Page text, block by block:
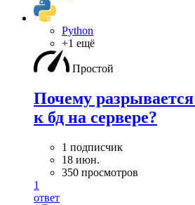
Python
+1 ещё
Простой
Почему
к бд на сервере?
1 подписчик
18 июн.
350 просмотров
1
ответ